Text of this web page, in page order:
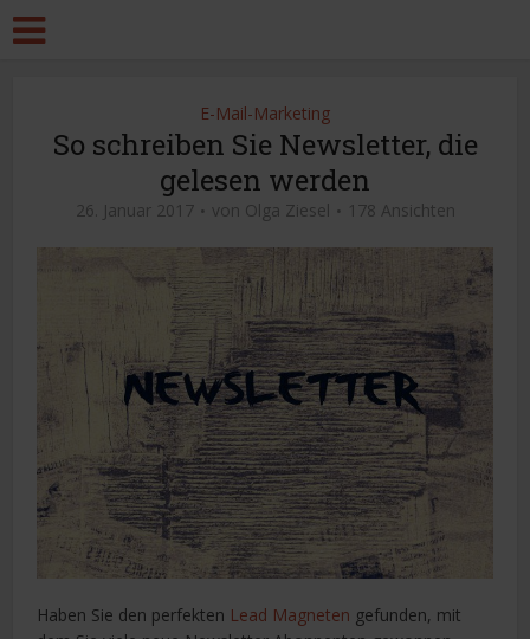
E-Mail-Marketing
So schreiben Sie Newsletter, die
gelesen werden
26. Januar 2017 von Olga Ziesel 178 Ansichten
Haben Sie den perfekten Lead Magneten gefunden, mit